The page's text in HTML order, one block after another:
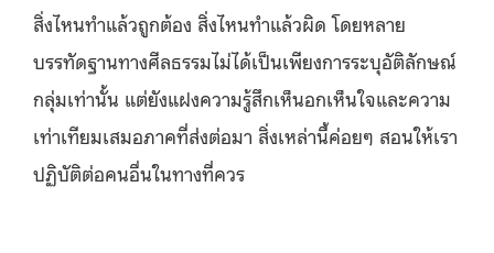
สิ่งไหนทำแล้วถูกต้อง สิ่งไหนทำแล้วผิด โดยหลาย
บรรทัดฐานทางศีลธรรมไม่ได้เป็นเพียงการระบุอัติลักษณ์
กลุ่มเท่านั้น แต่ยังแฝงความรู้สึกเห็นอกเห็นใจและความ
เท่าเทียมเสมอภาคที่ส่งต่อมา สิ่งเหล่านี้ค่อยๆ สอนให้เรา
ปฏิบัติต่อคนอื่นในทางที่ควร